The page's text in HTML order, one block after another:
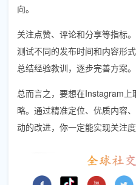
向。
关注点赞、评论和分享等指标。
测试不同的发布时间和内容形式
总结经验教训，逐步完善方案。
总而言之，要想在Instagram
略。通过精准定位、优质内容
动的改进，你一定能实现关注度